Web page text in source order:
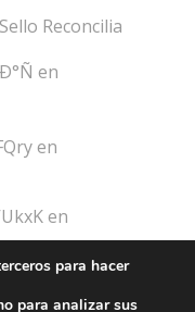
Reconcilia
en
en
en
para hacer
para analizar sus